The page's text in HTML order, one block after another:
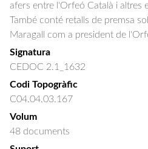
afers entre l'Orfeó Català i altres
També conté retalls de premsa
Maragall com a president de
Signatura
CEDOC 2.1_1632
Codi Topogràfic
C04.04.03.167
Volum
48 documents